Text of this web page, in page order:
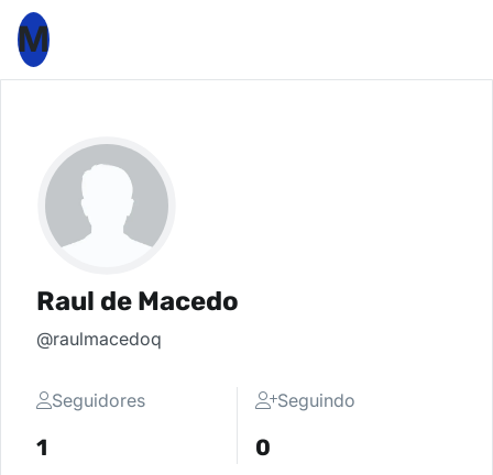
M
Raul de Macedo
@raulmacedoq
Seguidores
1
Seguindo
0